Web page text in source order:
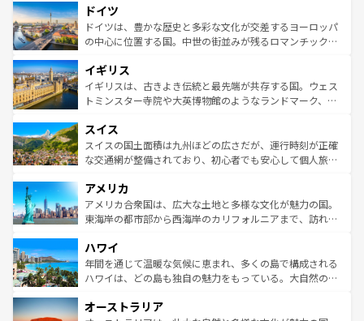
せる。地方によって風土や気候が異なるスペインはその個
性で訪れる人を魅了する。 なお、新着のスペイン情報は コ
ンテンツ一覧を参照してほしい。
で、幅広い魅力が詰まっている。華麗な宮殿、歴史的な大
聖堂、美しいビーチ、そして豊かな自然が、訪れる者を心
から魅了する。また、フランスは美食の国としても知ら
いる。シャンパンの発祥地であるランス、プロヴァンスの
香り高いラベンダー畑など、多彩な楽しみ方が可能だ。さ
らに、パリ以外の地域にも魅力が溢れており、どの街角に
れる地方に足を運ぶとそれぞれで全く異なる文化を体験で
きるだろう。 なお、新着のフランス情報はコンテンツ一覧
を参照してほしい。
ドイツ
ドイツは、豊かな歴史と多彩な文化が交差するヨーロッパ
の中心に位置する国。中世の街並みが残るロマンチック街
顔を持つこの国は、どこを歩いても飽きることがない。ベ
ルリンの文化的活気、バイエルン州のアルプスの絶景、そ
してライン川沿いのワイン畑といった風景は必見。ビール
は、お酒好きな人にはぜひ体験してほしい。 なお、新着の
ドイツ情報はコンテンツ一覧を参照してほしい。
イギリス
イギリスは、古きよき伝統と最先端が共存する国。ウェス
トミンスター寺院や大英博物館のようなランドマーク、歴
リアごとに異なる魅力がある。また、優雅なアフタヌーン
ティー、ビール好きにはたまらない英国パブ、サッカー観
戦など、本場だからこそできる体験も豊富。イギリスを旅
ンツ一覧を参照してほしい。
スイス
スイスの国土面積は九州ほどの広さだが、運行時刻が正確
な交通網が整備されており、初心者でも安心して個人旅行
の建物がそのまま残る町や、スイスならではのユニークな
博物館もあり、アルプス観光だけでなく町歩きも満喫する
ことができる。国民の所得が高いため物価も高いが、旅行
ば市内交通費無料で観光を楽しむこともできる。 なお、新
着のスイス情報はコンテンツ一覧 を参照してほしい。
アメリカ
アメリカ合衆国は、広大な土地と多様な文化が魅力の国。
東海岸の都市部から西海岸のカリフォルニアまで、訪れる
のような巨大都市は、観光、ショッピング、エンターテイ
ンメントが詰まった刺激的なスポットだ。一方、アメリカ
西部には大自然が広がり、グランドキャニオンやイエロー
部のニューオーリンズでは、音楽と美食が融合した独特の
ハワイ
年間を通じて温暖な気候に恵まれ、多くの島で構成される
ハワイは、どの島も独自の魅力をもっている。大自然の神
ワイ島は見逃せない。また、定番の観光地といえばオアフ
オーストラリア